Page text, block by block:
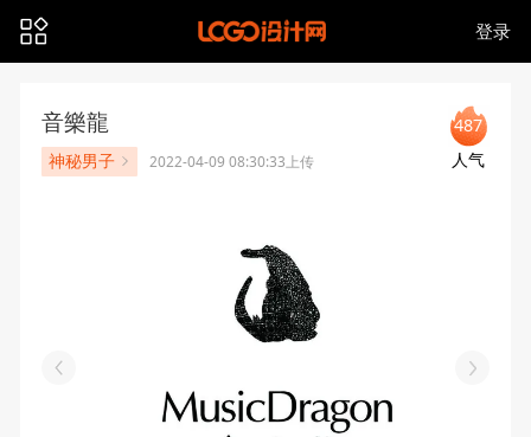
登录
音樂龍
神秘男子 2022-04-09 08:30:33上传
487
人气